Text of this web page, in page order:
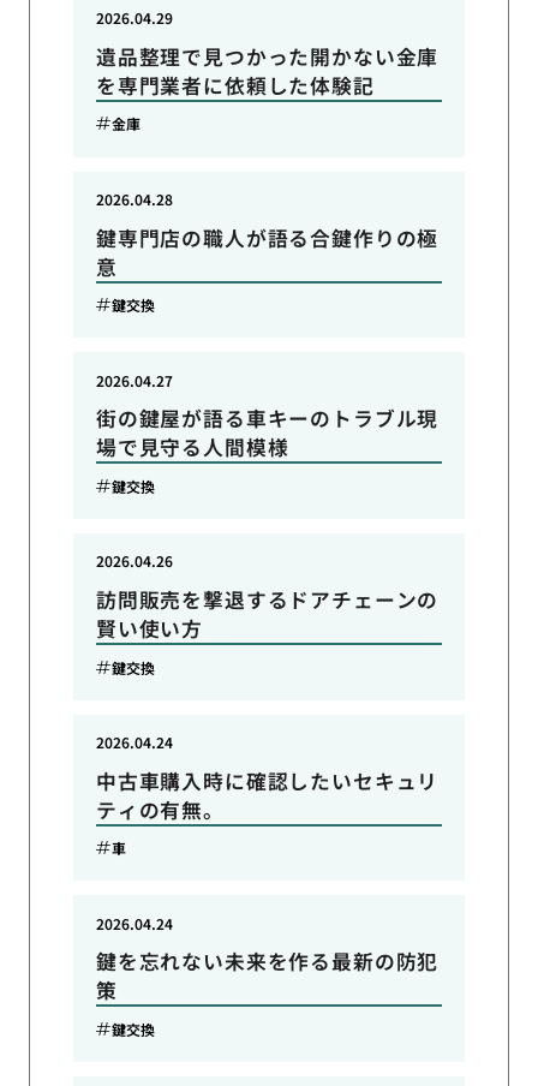
遺品整理で見つかった開かない金庫
を専門業者に依頼した体験記
2026.04.29
金庫
鍵専門店の職人が語る合鍵作りの極
意
2026.04.28
鍵交換
街の鍵屋が語る車キーのトラブル現
場で見守る人間模様
2026.04.27
鍵交換
訪問販売を撃退するドアチェーンの
賢い使い方
2026.04.26
鍵交換
中古車購入時に確認したいセキュリ
ティの有無。
2026.04.24
車
鍵を忘れない未来を作る最新の防犯
策
2026.04.24
鍵交換